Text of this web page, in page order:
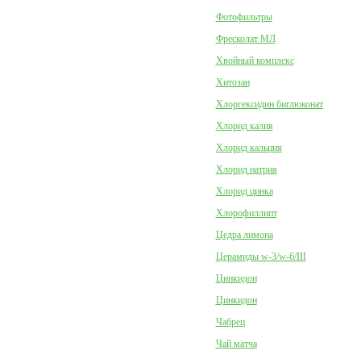
Фотофильтры
Фресколат МЛ
Хвойный комплекс
Хитозан
Хлоргексидин биглюконат
Хлорид калия
Хлорид кальция
Хлорид натрия
Хлорид цинка
Хлорофиллипт
Цедра лимона
Церамиды w-3/w-6/III
Цинкидон
Цинкидон
Чабрец
Чай матча